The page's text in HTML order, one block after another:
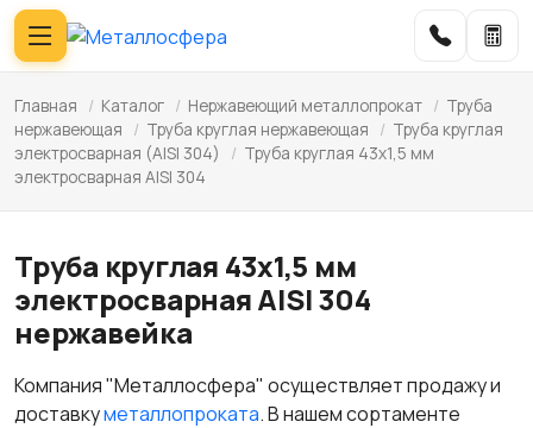
Главная / Каталог / Нержавеющий металлопрокат / Труба
нержавеющая
/ Труба круглая нержавеющая / Труба круглая
электросварная (AISI 304)
/ Труба круглая 43х1,5 мм
электросварная AISI 304
Труба круглая 43х1,5 мм
электросварная AISI 304
нержавейка
Компания "Металлосфера" осуществляет продажу и
доставкуметаллопроката. В нашем сортаменте